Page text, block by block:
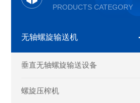
PRODUCTS CATEGORY
无轴螺旋输送机
垂直无轴螺旋输送设备
螺旋压榨机